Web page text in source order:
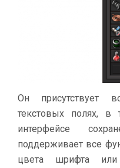
Он присутствует
текстовых полях, в
интерфейсе
поддерживает все
цвета шрифта или